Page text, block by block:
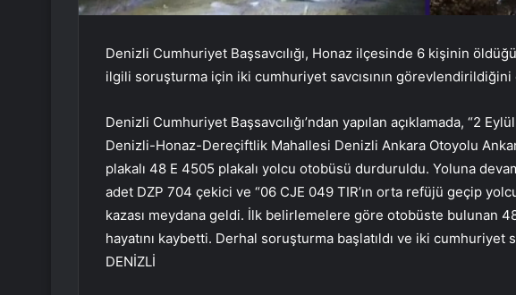
Denizli Cumhuriyet Başsavcılığı, Honaz ilçesinde 6 kişinin
ilgili soruşturma için iki cumhuriyet savcısının görevlendirildiğini
Denizli Cumhuriyet Başsavcılığı’ndan yapılan açıklamada, “2
Denizli-Honaz-Dereçiftlik Mahallesi Denizli Ankara Otoyolu
plakalı 48 E 4505 plakalı yolcu otobüsü durduruldu. Yoluna
adet DZP 704 çekici ve “06 CJE 049 TIR’ın orta refüjü geçip
kazası meydana geldi. İlk belirlemelere göre otobüste bulunan
hayatını kaybetti. Derhal soruşturma başlatıldı ve iki cumhuriyet
DENİZLİ